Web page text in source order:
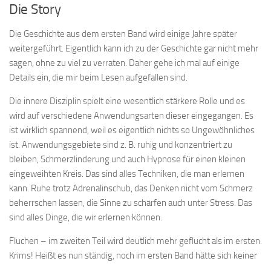
Die Story
Die Geschichte aus dem ersten Band wird einige Jahre später
weitergeführt. Eigentlich kann ich zu der Geschichte gar nicht mehr
sagen, ohne zu viel zu verraten. Daher gehe ich mal auf einige
Details ein, die mir beim Lesen aufgefallen sind.
Die innere Disziplin spielt eine wesentlich stärkere Rolle und es
wird auf verschiedene Anwendungsarten dieser eingegangen. Es
ist wirklich spannend, weil es eigentlich nichts so Ungewöhnliches
ist. Anwendungsgebiete sind z. B. ruhig und konzentriert zu
bleiben, Schmerzlinderung und auch Hypnose für einen kleinen
eingeweihten Kreis. Das sind alles Techniken, die man erlernen
kann. Ruhe trotz Adrenalinschub, das Denken nicht vom Schmerz
beherrschen lassen, die Sinne zu schärfen auch unter Stress. Das
sind alles Dinge, die wir erlernen können.
Fluchen – im zweiten Teil wird deutlich mehr geflucht als im ersten.
Krims! Heißt es nun ständig, noch im ersten Band hätte sich keiner